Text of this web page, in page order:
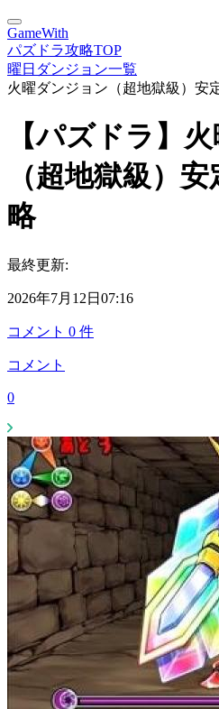
GameWith
パズドラ攻略TOP
曜日ダンジョン一覧
火曜ダンジョン（超地獄級）安
【パズドラ】
（超地獄級）
略
最終更新:
2026年7月12日07:16
コメント 0 件
コメント
0